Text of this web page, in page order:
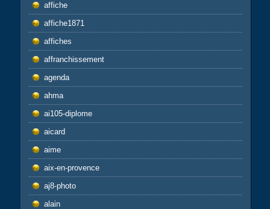
affiche
affiche1871
affiches
affranchissement
agenda
ahma
ai105-diplome
aicard
aime
aix-en-provence
aj8-photo
alain